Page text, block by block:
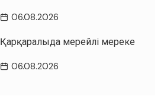
06.08.2026
Қарқаралыда мерейлі мереке
06.08.2026